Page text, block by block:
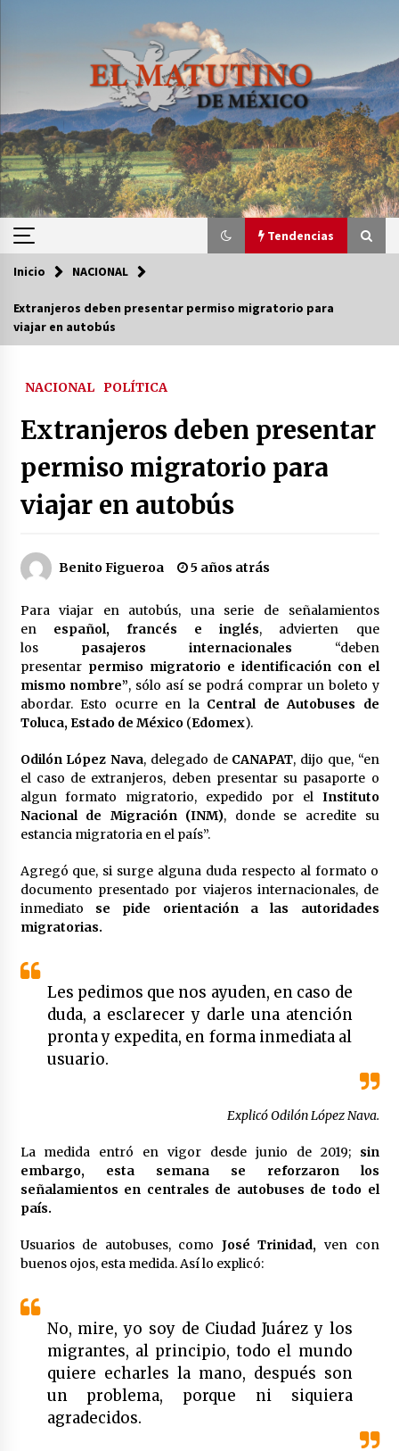
Tendencias
Tendencias
Héctor Díaz-Polanco renuncia a la presidencia
de Morena en la CDMX
SMN alerta por lluvias intensas, granizo y calor
extremo en gran parte de México
2 semanas atrás
Detienen a funcionario por presunto homicidio
del periodista Josué Martínez
2 semanas atrás
y acciones en 20 estados
2 meses atrás
Laura Itzel Castillo será la nueva secretaria de
las Mujeres, anuncia Sheinbaum
2 meses atrás
Sheinbaum descarta reunión entre CNTE y
Segob: «ya dimos nuestras propuestas»
políticos mexicanos que protegen al narco”
2 meses atrás
petróleo están empezando a salir de Ormuz
2 meses atrás
2 meses atrás
Inicio NACIONAL
Extranjeros deben presentar permiso migratorio para
viajar en autobús
NACIONAL POLÍTICA
Extranjeros deben presentar
permiso migratorio para
viajar en autobús
Benito Figueroa 5 años atrás
Para viajar en autobús, una serie de señalamientos
enespañol, francés e inglés, advierten que
los pasajeros internacionales “deben
presentarpermiso migratorio e identificación con el
mismo nombre”, sólo así se podrá comprar un boleto y
abordar. Esto ocurre en la Central de Autobuses de
Toluca, Estado de México(Edomex).
Odilón López Nava, delegado de CANAPAT, dijo que, “en
el caso de extranjeros, deben presentar su pasaporte o
algun formato migratorio, expedido por el Instituto
Nacional de Migración (INM), donde se acredite su
estancia migratoria en el país”.
Agregó que, si surge alguna duda respecto al formato o
documento presentado por viajeros internacionales, de
inmediato se pide orientación a las autoridades
migratorias.
Les pedimos que nos ayuden, en caso de
duda, a esclarecer y darle una atención
pronta y expedita, en forma inmediata al
usuario.
Explicó Odilón López Nava.
La medida entró en vigor desde junio de 2019; sin
embargo, esta semana se reforzaron los
señalamientos en centrales de autobuses de todo el
país.
Usuarios de autobuses, como José Trinidad, ven con
buenos ojos, esta medida. Así lo explicó:
No, mire, yo soy de Ciudad Juárez y los
migrantes, al principio, todo el mundo
quiere echarles la mano, después son
un problema, porque ni siquiera
agradecidos.